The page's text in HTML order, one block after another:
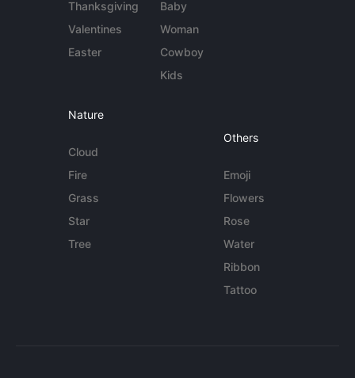
Thanksgiving
Valentines
Easter
Baby
Woman
Cowboy
Kids
Nature
Cloud
Fire
Grass
Star
Tree
Others
Emoji
Flowers
Rose
Water
Ribbon
Tattoo